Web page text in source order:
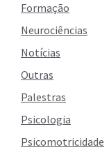
Formação
Neurociências
Notícias
Outras
Palestras
Psicologia
Psicomotricidade